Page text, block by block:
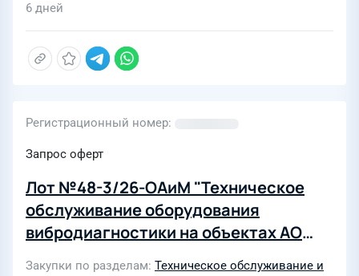
6 дней
Регистрационный номер
Запрос оферт
Лот №48-3/26-ОАиМ "Техническое
обслуживание оборудования
вибродиагностики на объектах АО
Закупки по разделам Техническое обслуживание и